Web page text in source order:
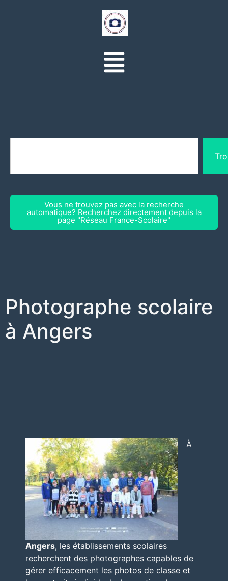
Vous ne trouvez pas avec la recherche
automatique? Recherchez directement depuis la
page "Réseau France-Scolaire"
Photographe scolaire
à Angers
À
Angers, les établissements scolaires
recherchent des photographes capables de
gérer efficacement les photos de classe et